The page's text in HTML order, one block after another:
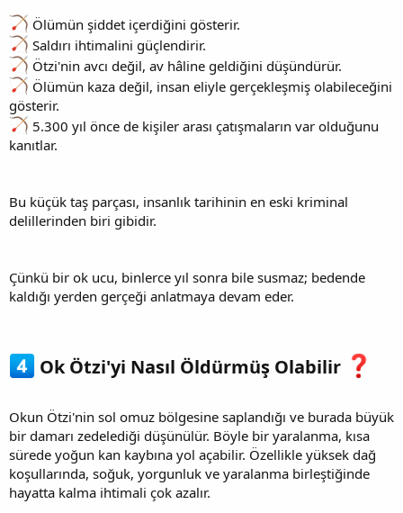
Ölümün şiddet içerdiğini gösterir.
Saldırı ihtimalini güçlendirir.
Ötzi'nin avcı değil, av hâline geldiğini düşündürür.
Ölümün kaza değil, insan eliyle gerçekleşmiş olabileceğini
gösterir.
5.300 yıl önce de kişiler arası çatışmaların var olduğunu
kanıtlar.
Bu küçük taş parçası, insanlık tarihinin en eski kriminal
delillerinden biri gibidir.
Çünkü bir ok ucu, binlerce yıl sonra bile susmaz; bedende
kaldığı yerden gerçeği anlatmaya devam eder.
Ok Ötzi'yi Nasıl Öldürmüş Olabilir
Okun Ötzi'nin sol omuz bölgesine saplandığı ve burada büyük
bir damarı zedelediği düşünülür. Böyle bir yaralanma, kısa
sürede yoğun kan kaybına yol açabilir. Özellikle yüksek dağ
koşullarında, soğuk, yorgunluk ve yaralanma birleştiğinde
hayatta kalma ihtimali çok azalır.